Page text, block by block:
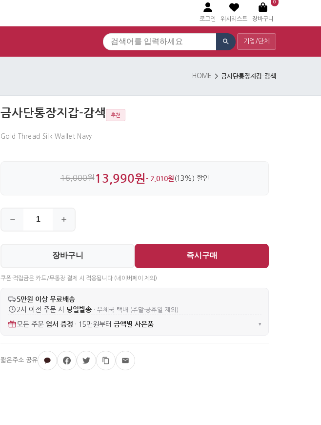
로그인 위시리스트
0
장바구니
기업/단체
HOME 금사단통장지갑-감색
금사단통장지갑-감색 추천
Gold Thread Silk Wallet Navy
16,000원13,990원 - 2,010원 (13%) 할인
장바구니 즉시구매
쿠폰·적립금은 카드/무통장 결제 시 적용됩니다 (네이버페이 제외)
5만원 이상 무료배송
2시 이전 주문 시 당일발송 · 우체국 택배 (주말·공휴일 제외)
모든 주문 엽서 증정 · 15만원부터 금액별 사은품 ▾